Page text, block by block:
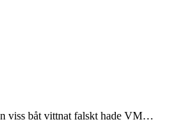
viss båt vittnat falskt hade VM…